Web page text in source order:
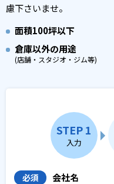
慮下さいませ。
面積100坪以下
倉庫以外の用途
(店舗・スタジオ・ジム等)
STEP 1
入力
必須 会社名